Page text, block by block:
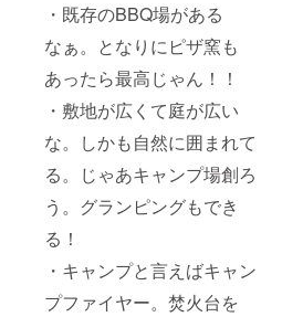
・既存のBBQ場がある
なぁ。となりにピザ窯も
あったら最高じゃん！！
・敷地が広くて庭が広い
な。しかも自然に囲まれて
る。じゃあキャンプ場創ろ
う。グランピングもでき
る！
・キャンプと言えばキャン
プファイヤー。焚火台を